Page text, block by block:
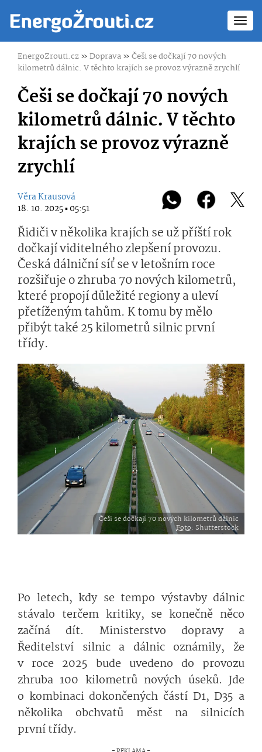
EnergoZrouti.cz»Doprava»Češi se dočkají 70 nových
kilometrů dálnic. V těchto krajích se provoz výrazně zrychlí
Češi se dočkají 70 nových
kilometrů dálnic. V těchto
krajích se provoz výrazně
zrychlí
Věra Krausová
18. 10. 2025 ▪ 05:51
Řidiči v několika krajích se už příští rok
dočkají viditelného zlepšení provozu.
Česká dálniční síť se v letošním roce
rozšiřuje o zhruba 70 nových kilometrů,
které propojí důležité regiony a uleví
přetíženým tahům. K tomu by mělo
přibýt také 25 kilometrů silnic první
třídy.
Češi se dočkají 70 nových kilometrů dálnic
Foto: Shutterstock
Po letech, kdy se tempo výstavby dálnic
stávalo terčem kritiky, se konečně něco
začíná dít. Ministerstvo dopravy a
Ředitelství silnic a dálnic oznámily, že
v roce 2025 bude uvedeno do provozu
zhruba 100 kilometrů nových úseků. Jde
o kombinaci dokončených částí D1, D35 a
několika obchvatů měst na silnicích
první třídy.